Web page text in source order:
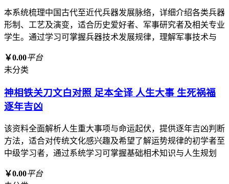
本系统梳理中国古代至近代兵器发展脉络，详细介绍各类兵器
形制、工艺及演变，适合历史爱好者、军事研究者及相关专业
学生。通过学习可掌握兵器技术发展规律，理解军事技术与
￥0.00平台
未分类
神相铁关刀文白对照 足本全译 人生大事 生死祸福
逐年吉凶
该资料全面解析人生重大事项与命运起伏，提供逐年吉凶判断
方法，适合对传统文化感兴趣及希望了解运势规律的初学者至
中级学习者，通过系统学习可掌握基础相术知识与人生规划
￥0.00平台